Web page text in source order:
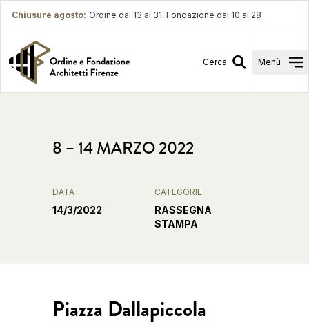
Chiusure agosto: Ordine dal 13 al 31, Fondazione dal 10 al 28
Cerca Menù
8 – 14 MARZO 2022
DATA
14/3/2022
CATEGORIE
RASSEGNA
STAMPA
Piazza Dallapiccola